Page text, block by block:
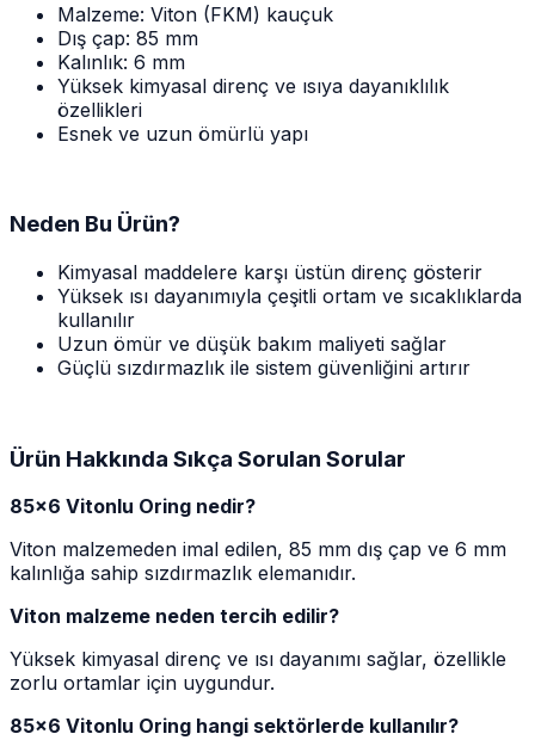
Malzeme: Viton (FKM) kauçuk
Dış çap: 85 mm
Kalınlık: 6 mm
Yüksek kimyasal direnç ve ısıya dayanıklılık
özellikleri
Esnek ve uzun ömürlü yapı
Neden Bu Ürün?
Kimyasal maddelere karşı üstün direnç gösterir
Yüksek ısı dayanımıyla çeşitli ortam ve sıcaklıklarda
kullanılır
Uzun ömür ve düşük bakım maliyeti sağlar
Güçlü sızdırmazlık ile sistem güvenliğini artırır
Ürün Hakkında Sıkça Sorulan Sorular
85x6 Vitonlu Oring nedir?
Viton malzemeden imal edilen, 85 mm dış çap ve 6 mm
kalınlığa sahip sızdırmazlık elemanıdır.
Viton malzeme neden tercih edilir?
Yüksek kimyasal direnç ve ısı dayanımı sağlar, özellikle
zorlu ortamlar için uygundur.
85x6 Vitonlu Oring hangi sektörlerde kullanılır?